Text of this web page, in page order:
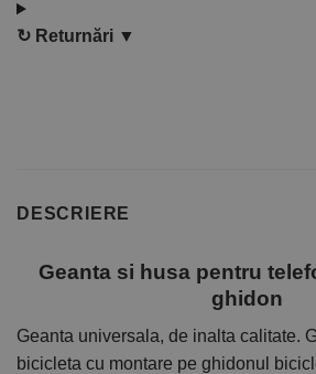
↻ Returnări ▼
DESCRIERE
Geanta si husa pentru
ghidon
Geanta universala, de inalta calitate.
bicicleta cu montare pe ghidonul